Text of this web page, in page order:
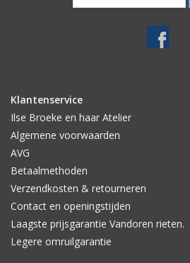
Klantenservice
Ilse Broeke en haar Atelier
Algemene voorwaarden
AVG
Betaalmethoden
Verzendkosten & retourneren
Contact en openingstijden
Laagste prijsgarantie Vandoren rieten.
Legere omruilgarantie